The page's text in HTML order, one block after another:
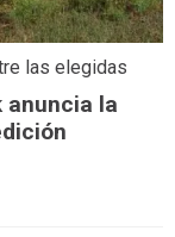
las elegidas
anuncia la